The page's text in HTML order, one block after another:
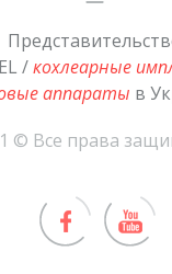
/кохлеарные
аппараты в
© Все права